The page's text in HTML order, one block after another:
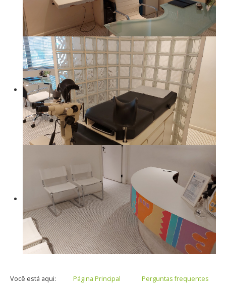
Você está aqui: Página Principal
Perguntas frequentes